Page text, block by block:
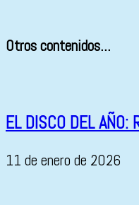
Otros contenidos...
EL DISCO DEL AÑO:
11 de enero de 2026